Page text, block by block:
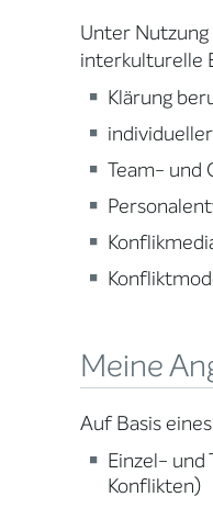
Unter
interkulturelle
Klärung
Team- und
Meine
Auf Basis
Einzel- und
Konflikten)